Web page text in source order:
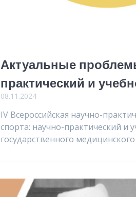
Актуальные
практический и
08.11.2024
IV Всероссийская научно-
спорта: научно-практический и
государственного